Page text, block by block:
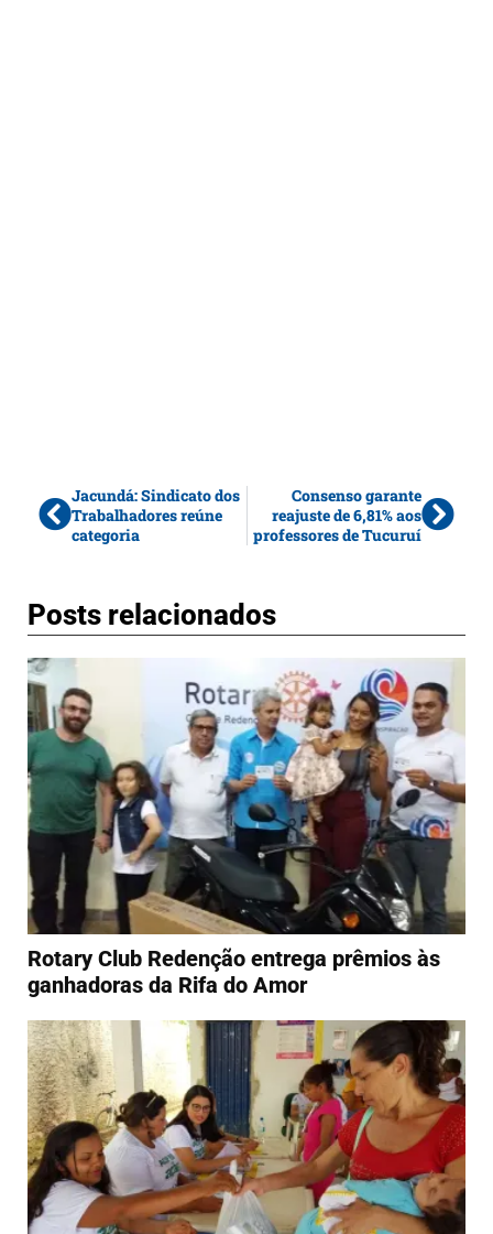
Jacundá: Sindicato dos
Trabalhadores reúne
categoria
Consenso garante
reajuste de 6,81% aos
professores de Tucuruí
Posts relacionados
Rotary Club Redenção entrega prêmios às
ganhadoras da Rifa do Amor